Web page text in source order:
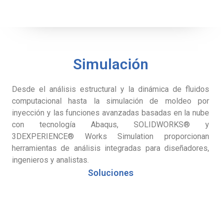
Simulación
Desde el análisis estructural y la dinámica de fluidos
computacional hasta la simulación de moldeo por
inyección y las funciones avanzadas basadas en la nube
con tecnología Abaqus, SOLIDWORKS® y
3DEXPERIENCE® Works Simulation proporcionan
herramientas de análisis integradas para diseñadores,
ingenieros y analistas.
Soluciones